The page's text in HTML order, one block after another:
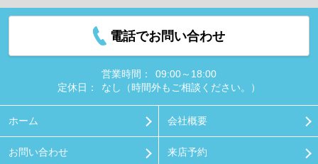
電話でお問い合わせ
営業時間：
09:00～18:00
定休日：
なし（時間外もご相談ください。）
ホーム 会社概要
お問い合わせ 来店予約